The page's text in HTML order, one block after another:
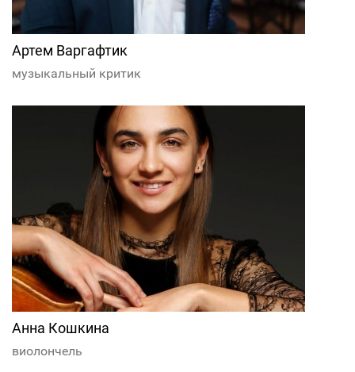
Артем Варгафтик
музыкальный критик
Анна Кошкина
виолончель